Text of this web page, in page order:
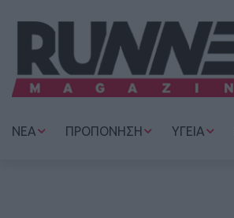
ΝΕΑ ΠΡΟΠΟΝΗΣΗ ΥΓΕΙΑ